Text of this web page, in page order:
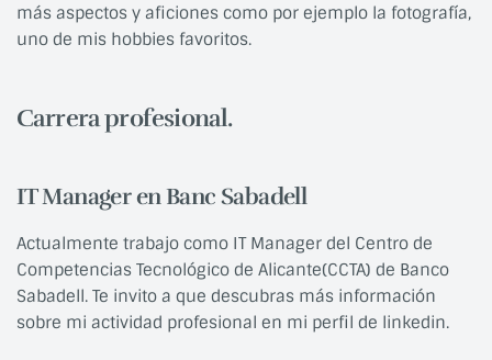
más aspectos y aficiones como por ejemplo la fotografía,
uno de mis hobbies favoritos.
Carrera profesional.
IT Manager en Banc Sabadell
Actualmente trabajo como IT Manager del Centro de
Competencias Tecnológico de Alicante(CCTA) de Banco
Sabadell. Te invito a que descubras más información
sobre mi actividad profesional en mi perfil de linkedin.